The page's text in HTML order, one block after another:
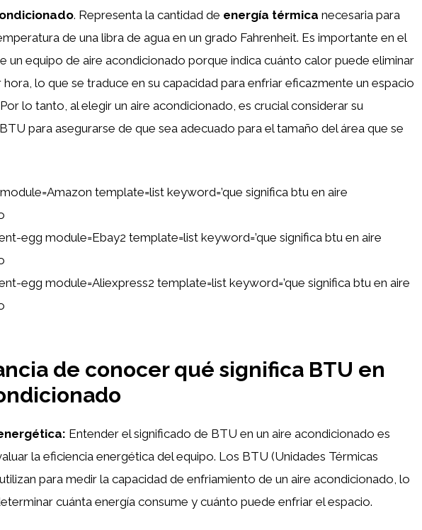
. Representa la cantidad de energía térmica necesaria para
de una libra de agua en un grado Fahrenheit. Es importante en el
un equipo de aire acondicionado porque indica cuánto calor puede eliminar
lo que se traduce en su capacidad para enfriar eficazmente un espacio
lo tanto, al elegir un aire acondicionado, es crucial considerar su
para asegurarse de que sea adecuado para el tamaño del área que se
template=list keyword=’que significa btu en aire
egg module=Ebay2 template=list keyword=’que significa btu en aire
egg module=Aliexpress2 template=list keyword=’que significa btu en aire
de conocer qué significa BTU en
Entender el significado de BTU en un aire acondicionado es
la eficiencia energética del equipo. Los BTU (Unidades Térmicas
para medir la capacidad de enfriamiento de un aire acondicionado, lo
cuánta energía consume y cuánto puede enfriar el espacio.